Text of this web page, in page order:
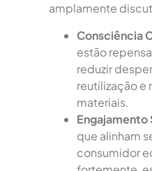
amplamente
Consciência
estão
reduzir
reutilização e
materiais.
Engajamento
que alinham
consumidor